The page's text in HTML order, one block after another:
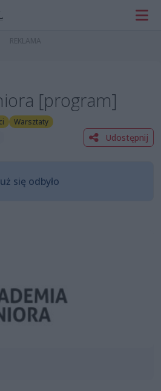
[program]
Warsztaty
Udostępnij
się odbyło